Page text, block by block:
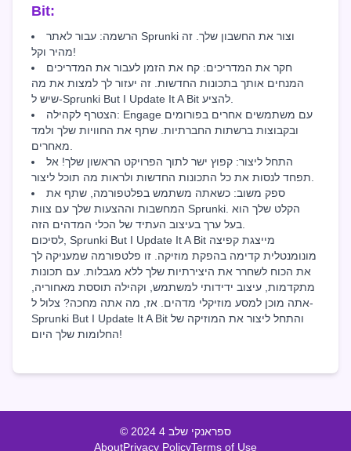
Bit:
הרשמה: עבור לאתר Sprunki וצור את החשבון שלך. זה
מהיר וקל!
חקר את המדריכים: קח את הזמן לעבור את המדריכים
המנחים אותך בתכונות החדשות. זה יעזור לך למצות את מה
שיש ל-Sprunki But I Update It A Bit להציע.
הצטרף לקהילה: Engage עם משתמשים אחרים בפורומים
ובקבוצות ברשתות החברתיות. שתף את החוויות שלך ולמד
מאחרים.
התחל ליצור: קפוץ ישר לתוך הפרויקט הראשון שלך! אל
תפחד לנסות את כל התכונות החדשות ולראות מה תוכל ליצור.
ספק משוב: כשאתה משתמש בפלטפורמה, שתף את
המחשבות וההצעות שלך עם צוות Sprunki. הקלט שלך הוא
בעל ערך בעיצוב העתיד של הכלי המדהים הזה.
לסיכום, Sprunki But I Update It A Bit מייצגת קפיצה
מונומנטלית קדימה בהפקת מוזיקה. זו פלטפורמה שמעניקה לך
את הכוח לשחרר את היצירתיות שלך ללא מגבלות. עם תכונות
מתקדמות, עיצוב ידידותי למשתמש, וקהילה תוססת מאחוריה,
אתה מוכן למסע מוזיקלי מדהים. אז, מה אתה מחכה? צלול ל-
Sprunki But I Update It A Bit והתחל ליצור את המוזיקה של
החלומות שלך היום!
© 2024 ספראנקי שלב 4
AboutPrivacy PolicyTerms of Use